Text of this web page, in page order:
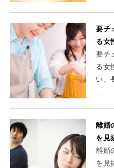
要チ
る女
要チ
る女
い、
離婚
を見
離婚
を見